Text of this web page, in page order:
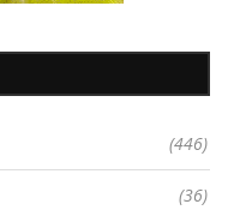
(446)
(36)